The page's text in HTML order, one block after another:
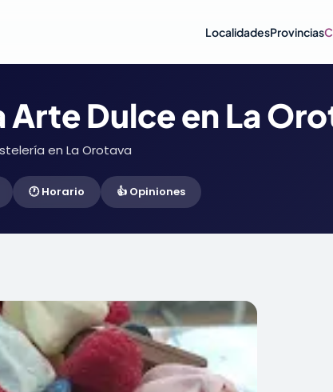
LocalidadesProvincias
Dulce en La
en La Orotava
🕐 Horario 👍 Opiniones